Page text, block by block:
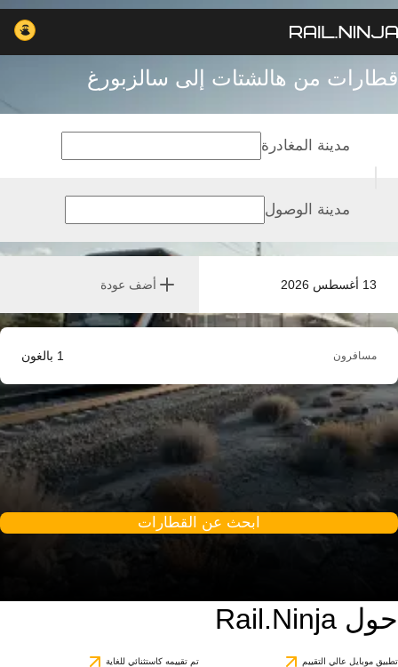
قطارات من هالشتات إلى سالزبورغ
13 أغسطس 2026 أضف عودة
مدينة المغادرة
مدينة الوصول
مسافرون 1 بالغون
ابحث عن القطارات
حول Rail.Ninja
تطبيق موبايل عالي التقييم تم تقييمه كاستثنائي للغاية